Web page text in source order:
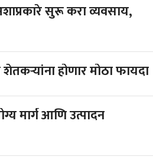
सुरू करा व्यवसाय,
होणार मोठा फायदा
मार्ग आणि उत्पादन